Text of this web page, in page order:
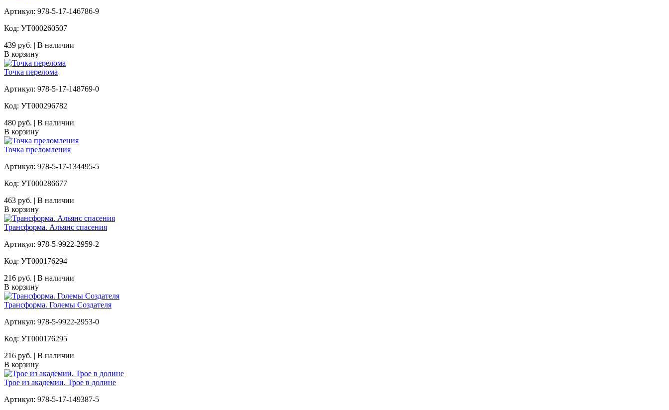
Артикул: 978-5-17-146786-9
Код: УТ000260507
439 руб. | В наличии
В корзину
Точка перелома
Артикул: 978-5-17-148769-0
Код: УТ000296782
480 руб. | В наличии
В корзину
Точка преломления
Артикул: 978-5-17-134495-5
Код: УТ000286677
463 руб. | В наличии
В корзину
Трансформа. Альянс спасения
Артикул: 978-5-9922-2959-2
Код: УТ000176294
216 руб. | В наличии
В корзину
Трансформа. Големы Создателя
Артикул: 978-5-9922-2953-0
Код: УТ000176295
216 руб. | В наличии
В корзину
Трое из академии. Трое в долине
Артикул: 978-5-17-149387-5